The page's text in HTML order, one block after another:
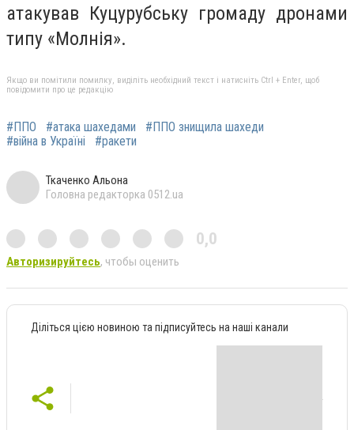
атакував Куцурубську громаду дронами
типу «Молнія».
Якщо ви помітили помилку, виділіть необхідний текст і натисніть Ctrl + Enter, щоб
повідомити про це редакцію
#ППО #атака шахедами
#ППО знищила шахеди
#війна в Україні
#ракети
Ткаченко Альона
Головна редакторка 0512.ua
0,0
Авторизируйтесь, чтобы оценить
Діліться цією новиною та підписуйтесь на наші канали